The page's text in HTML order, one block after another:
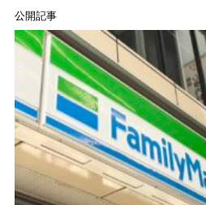
公開記事